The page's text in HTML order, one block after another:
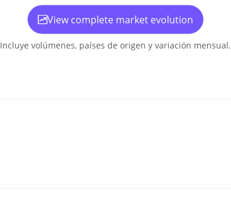
View complete market evolution
Incluye volúmenes, países de origen y variación mensual.